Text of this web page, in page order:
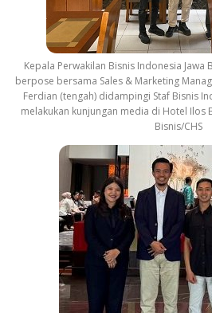
Kepala Perwakilan Bisnis Indonesia Jawa
berpose bersama Sales & Marketing
Ferdian (tengah) didampingi Staf Bisnis
melakukan kunjungan media di Hotel Ilos
Bisnis/CHS